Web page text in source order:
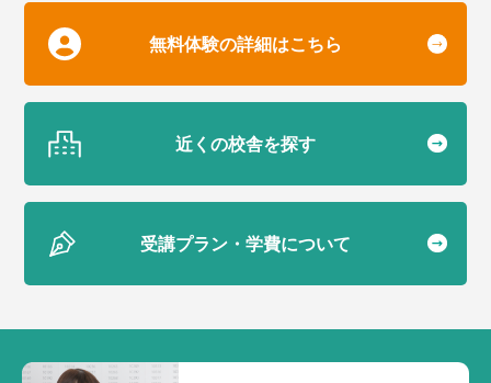
無料体験の詳細はこちら
近くの校舎を探す
受講プラン・学費について